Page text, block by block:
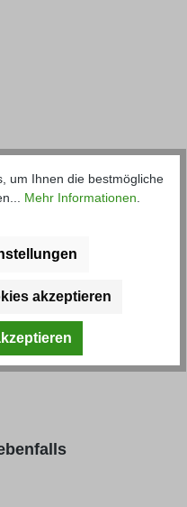
um Ihnen die bestmögliche
Mehr Informationen
akzeptieren